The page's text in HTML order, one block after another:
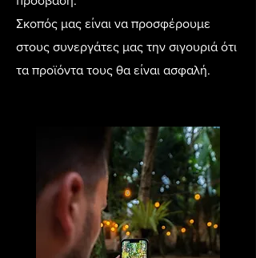
Σκοπός μας είναι να προσφέρουμε
στους συνεργάτες μας την σιγουριά ότι
τα προϊόντα τους θα είναι ασφαλή.